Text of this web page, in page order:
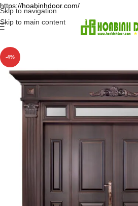
https://hoabinhdoor.com/
Skip to navigation
Skip to main content
-4%